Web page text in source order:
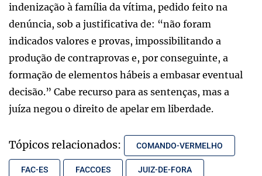
indenização à família da vítima, pedido feito na
denúncia, sob a justificativa de: “não foram
indicados valores e provas, impossibilitando a
produção de contraprovas e, por conseguinte, a
formação de elementos hábeis a embasar eventual
decisão.” Cabe recurso para as sentenças, mas a
juíza negou o direito de apelar em liberdade.
Tópicos relacionados: COMANDO-VERMELHO
FAC-ES FACCOES JUIZ-DE-FORA